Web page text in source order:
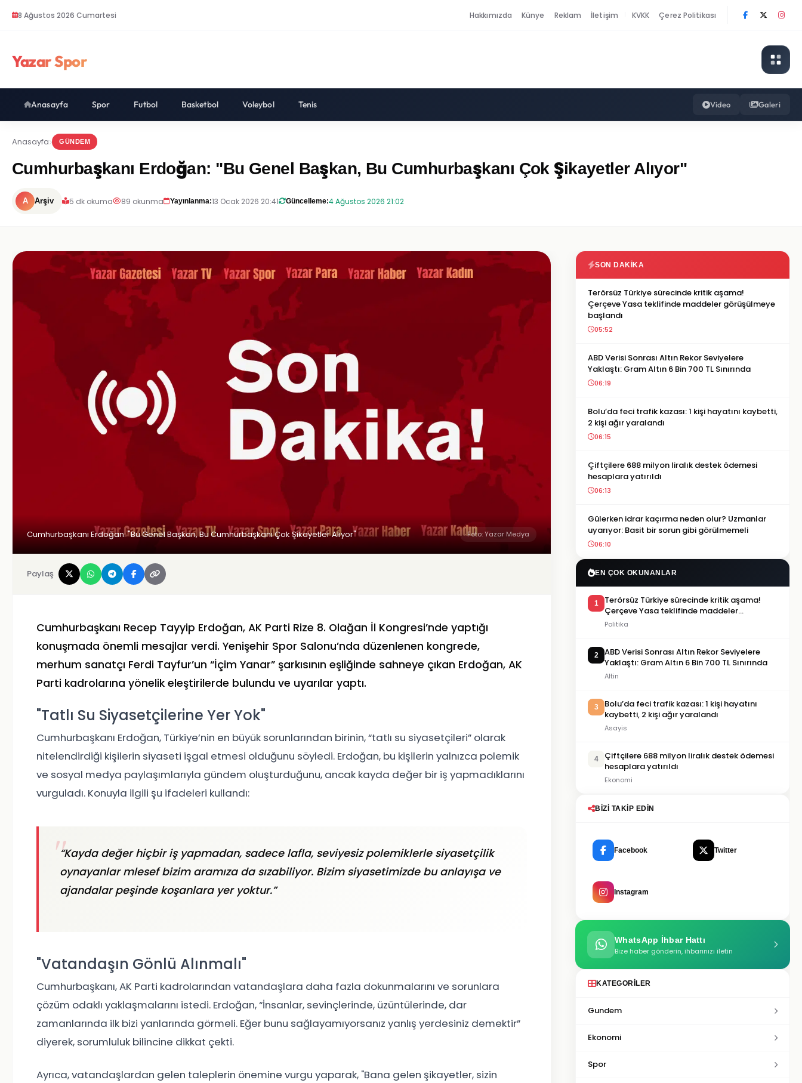
8 Ağustos 2026 Cumartesi Hakkımızda Künye Reklam İletişim KVKK Çerez Politikası
Yazar Spor
Anasayfa Spor Futbol Basketbol Voleybol Tenis Video Galeri
Anasayfa GÜNDEM
Cumhurbaşkanı Erdoğan: "Bu Genel Başkan, Bu Cumhurbaşkanı Çok Şikayetler Alıyor"
A Arşiv 5 dk okuma 89 okunma Yayınlanma:13 Ocak 2026 20:41 Güncelleme:4 Ağustos 2026 21:02
Cumhurbaşkanı Erdoğan: "Bu Genel Başkan, Bu Cumhurbaşkanı Çok Şikayetler Alıyor" Foto: Yazar Medya
Paylaş
Cumhurbaşkanı Recep Tayyip Erdoğan, AK Parti Rize 8. Olağan İl Kongresi’nde yaptığı
konuşmada önemli mesajlar verdi. Yenişehir Spor Salonu’nda düzenlenen kongrede,
merhum sanatçı Ferdi Tayfur’un “İçim Yanar” şarkısının eşliğinde sahneye çıkan Erdoğan, AK
Parti kadrolarına yönelik eleştirilerde bulundu ve uyarılar yaptı.
"Tatlı Su Siyasetçilerine Yer Yok"
Cumhurbaşkanı Erdoğan, Türkiye’nin en büyük sorunlarından birinin, “tatlı su siyasetçileri” olarak
nitelendirdiği kişilerin siyaseti işgal etmesi olduğunu söyledi. Erdoğan, bu kişilerin yalnızca polemik
ve sosyal medya paylaşımlarıyla gündem oluşturduğunu, ancak kayda değer bir iş yapmadıklarını
vurguladı. Konuyla ilgili şu ifadeleri kullandı:
“Kayda değer hiçbir iş yapmadan, sadece lafla, seviyesiz polemiklerle siyasetçilik
oynayanlar mlesef bizim aramıza da sızabiliyor. Bizim siyasetimizde bu anlayışa ve
ajandalar peşinde koşanlara yer yoktur.”
"Vatandaşın Gönlü Alınmalı"
Cumhurbaşkanı, AK Parti kadrolarından vatandaşlara daha fazla dokunmalarını ve sorunlara
çözüm odaklı yaklaşmalarını istedi. Erdoğan, “İnsanlar, sevinçlerinde, üzüntülerinde, dar
zamanlarında ilk bizi yanlarında görmeli. Eğer bunu sağlayamıyorsanız yanlış yerdesiniz demektir”
diyerek, sorumluluk bilincine dikkat çekti.
Ayrıca, vatandaşlardan gelen taleplerin önemine vurgu yaparak, "Bana gelen şikayetler, sizin
SON DAKIKA
Terörsüz Türkiye sürecinde kritik aşama!
Çerçeve Yasa teklifinde maddeler görüşülmeye
başlandı
05:52
ABD Verisi Sonrası Altın Rekor Seviyelere
Yaklaştı: Gram Altın 6 Bin 700 TL Sınırında
06:19
Bolu’da feci trafik kazası: 1 kişi hayatını kaybetti,
2 kişi ağır yaralandı
06:15
Çiftçilere 688 milyon liralık destek ödemesi
hesaplara yatırıldı
06:13
Gülerken idrar kaçırma neden olur? Uzmanlar
uyarıyor: Basit bir sorun gibi görülmemeli
06:10
EN ÇOK OKUNANLAR
1
Terörsüz Türkiye sürecinde kritik aşama!
Çerçeve Yasa teklifinde maddeler
görüşülmeye başlandı
Politika
2
ABD Verisi Sonrası Altın Rekor Seviyelere
Yaklaştı: Gram Altın 6 Bin 700 TL Sınırında
Altin
3
Bolu’da feci trafik kazası: 1 kişi hayatını
kaybetti, 2 kişi ağır yaralandı
Asayis
4
Çiftçilere 688 milyon liralık destek ödemesi
hesaplara yatırıldı
Ekonomi
BIZI TAKIP EDIN
Facebook Twitter
Instagram
WhatsApp İhbar Hattı
Bize haber gönderin, ihbarınızı iletin
KATEGORILER
Gundem
Ekonomi
Spor